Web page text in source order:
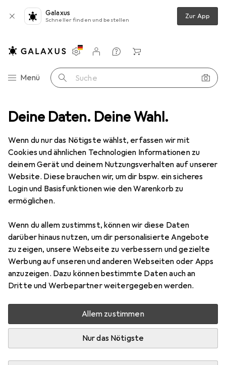
Deine Daten. Deine Wahl.
Wenn du nur das Nötigste wählst, erfassen wir mit
Cookies und ähnlichen Technologien Informationen zu
deinem Gerät und deinem Nutzungsverhalten auf unserer
Website. Diese brauchen wir, um dir bspw. ein sicheres
Login und Basisfunktionen wie den Warenkorb zu
ermöglichen.
Wenn du allem zustimmst, können wir diese Daten
darüber hinaus nutzen, um dir personalisierte Angebote
zu zeigen, unsere Webseite zu verbessern und gezielte
Werbung auf unseren und anderen Webseiten oder Apps
anzuzeigen. Dazu können bestimmte Daten auch an
Dritte und Werbepartner weitergegeben werden.
Allem zustimmen
Nur das Nötigste
Galaxus
Schneller finden und bestellen Zur App
Navigation nach Kategorien
Menü Suche
Einstellungen
Kundenkonto
Vergleichslisten
Merklisten
Warenkorb
Sport Ballsport Golfen Zubehör Golf
3 Bilder
SKLZPro Rods
4 Mehr von SKLZ
Aktuell nicht lieferbar
Benachrichtigen, wenn lieferbar
Vergleichen
Kostenloser Versand ab 30,– i